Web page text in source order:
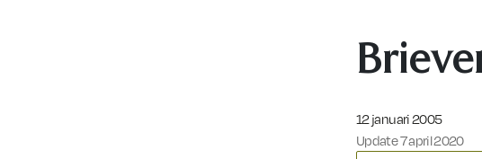
Gepubliceerd op:
12 januari 2005
Update 7 april 2020